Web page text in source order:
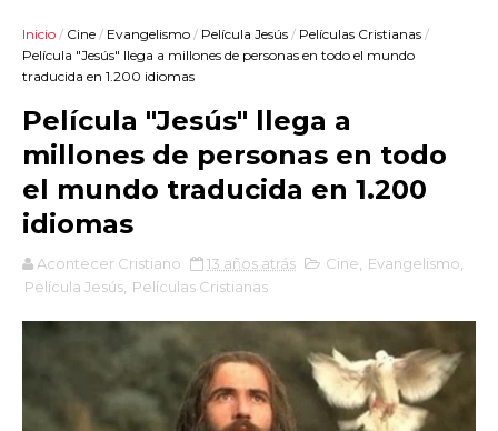
Inicio / Cine / Evangelismo / Película Jesús / Películas Cristianas /
Película "Jesús" llega a millones de personas en todo el mundo
traducida en 1.200 idiomas
Película "Jesús" llega a
millones de personas en todo
el mundo traducida en 1.200
idiomas
Acontecer Cristiano 13 años atrás Cine Evangelismo
Película Jesús Películas Cristianas